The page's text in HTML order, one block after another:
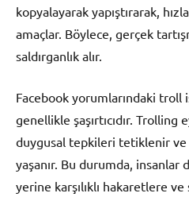
kopyalayarak yapıştırarak,
amaçlar. Böylece, gerçek
saldırganlık alır.
Facebook yorumlarındaki
genellikle şaşırtıcıdır. Trolling
duygusal tepkileri tetiklenir ve
yaşanır. Bu durumda,
yerine karşılıklı hakaretlere